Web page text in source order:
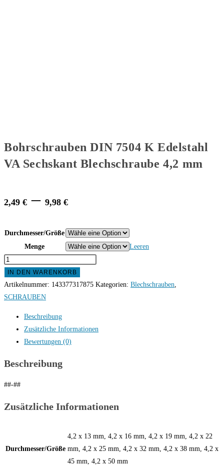
Bohrschrauben DIN 7504 K Edelstahl
VA Sechskant Blechschraube 4,2 mm
2,49 € – 9,98 €Price
2,49 €
through
9,98 €
Durchmesser/Größe
Menge
Leeren
Bohrschrauben
DIN
7504
K
Sechskant
Blechschraube
4,2
Menge
IN DEN WARENKORB
Artikelnummer: 143377317875 Kategorien: Blechschrauben,
SCHRAUBEN
Beschreibung
Zusätzliche Informationen
Bewertungen (0)
Beschreibung
##-##
Zusätzliche Informationen
Durchmesser/Größe
4,2 x 13 mm, 4,2 x 16 mm, 4,2 x 19 mm, 4,2 x 22
mm, 4,2 x 25 mm, 4,2 x 32 mm, 4,2 x 38 mm, 4,2 x
45 mm, 4,2 x 50 mm